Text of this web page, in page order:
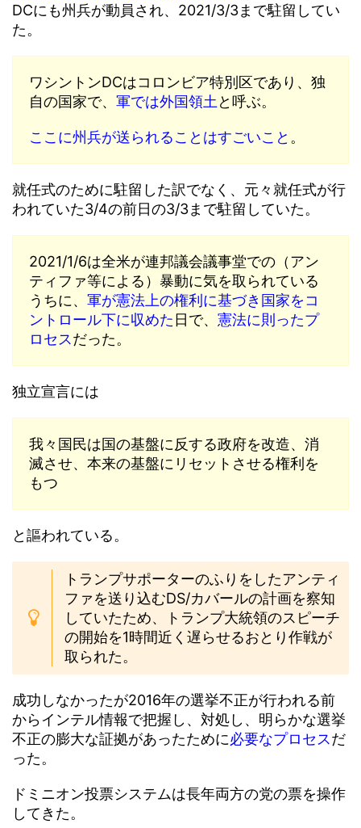
DCにも州兵が動員され、2021/3/3まで駐留してい
た。
ワシントンDCはコロンビア特別区であり、独
自の国家で、 軍では外国領土 と呼ぶ。
ここに州兵が送られることはすごいこと 。
就任式のために駐留した訳でなく、元々就任式が行
われていた3/4の前日の3/3まで駐留していた。
2021/1/6は全米が連邦議会議事堂での（アン
ティファ等による）暴動に気を取られている
うちに、 軍が憲法上の権利に基づき国家をコ
ントロール下に収めた 日で、 憲法に則ったプ
ロセスだった。
独立宣言には
我々国民は国の基盤に反する政府を改造、消
滅させ、本来の基盤にリセットさせる権利を
もつ
と謳われている。
トランプサポーターのふりをしたアンティ
ファを送り込むDS/カバールの計画を察知
していたため、トランプ大統領のスピーチ
の開始を1時間近く遅らせるおとり作戦が
取られた。
成功しなかったが2016年の選挙不正が行われる前
からインテル情報で把握し、対処し、明らかな選挙
不正の膨大な証拠があったために必要なプロセスだ
った。
ドミニオン投票システムは長年両方の党の票を操作
してきた。